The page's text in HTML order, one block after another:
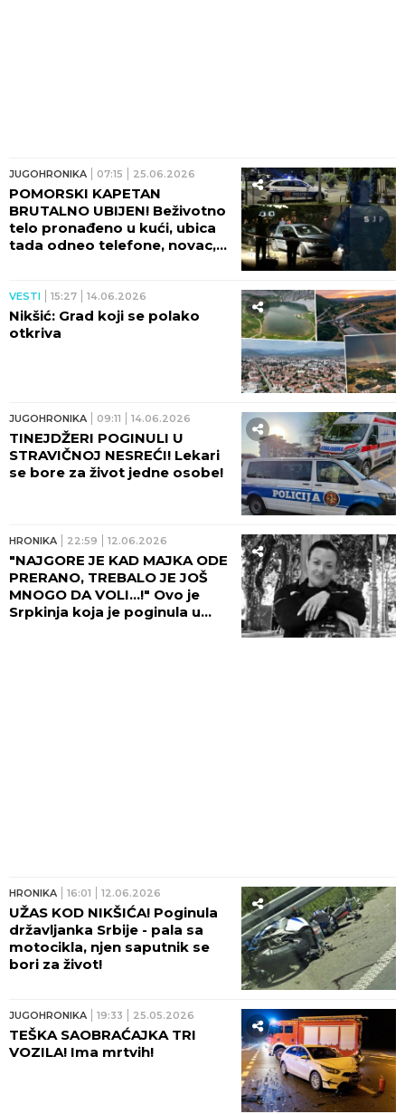
JUGOHRONIKA 07:15 25.06.2026
POMORSKI KAPETAN
BRUTALNO UBIJEN! Beživotno
telo pronađeno u kući, ubica
tada odneo telefone, novac,
VESTI 15:27 14.06.2026
Nikšić: Grad koji se polako
otkriva
JUGOHRONIKA 09:11 14.06.2026
TINEJDŽERI POGINULI U
STRAVIČNOJ NESREĆI! Lekari
se bore za život jedne osobe!
HRONIKA 22:59 12.06.2026
"NAJGORE JE KAD MAJKA ODE
PRERANO, TREBALO JE JOŠ
MNOGO DA VOLI...!" Ovo je
Srpkinja koja je poginula u
HRONIKA 16:01 12.06.2026
UŽAS KOD NIKŠIĆA! Poginula
državljanka Srbije - pala sa
motocikla, njen saputnik se
bori za život!
JUGOHRONIKA 19:33 25.05.2026
TEŠKA SAOBRAĆAJKA TRI
VOZILA! Ima mrtvih!